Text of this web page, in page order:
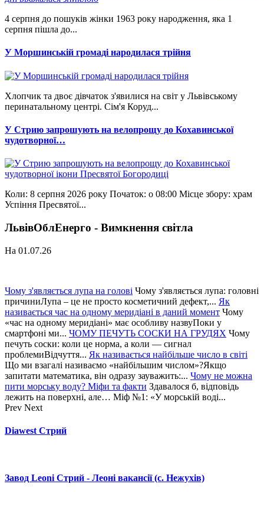
4 серпня до пошуків жінки 1963 року народження, яка 1
серпня пішла до...
У Моршинській громаді народилася трійня
Хлопчик та двоє дівчаток з'явилися на світ у Львівському
перинатальному центрі. Сім'я Коруд...
У Стрию запрошують на велопрощу до Кохавинської
чудотворної…
Коли: 8 серпня 2026 року Початок: о 08:00 Місце збору: храм
Успіння Пресвятої...
ЛьвівОблЕнерго - Вимкнення світла
На 01.07.26
Чому з'являється лупа на голові Чому з'являється лупа: головні
причиниЛупа – це не просто косметичний дефект,... Як
називається час на одному меридіані в даний момент Чому
«час на одному меридіані» має особливу назвуПоки у
смартфоні ми... ЧОМУ ПЕЧУТЬ СОСКИ НА ГРУДЯХ Чому
печуть соски: коли це норма, а коли — сигнал
проблемиВідчуття... Як називається найбільше число в світі
Що ми взагалі називаємо «найбільшим числом»?Якщо
запитати математика, він одразу зауважить:... Чому не можна
пити морську воду? Міфи та факти Здавалося б, відповідь
лежить на поверхні, але… Міф №1: «У морській воді...
Prev Next
Diawest Стрий
Завод Leoni Стрий - Леоні вакансії (с. Нежухів)